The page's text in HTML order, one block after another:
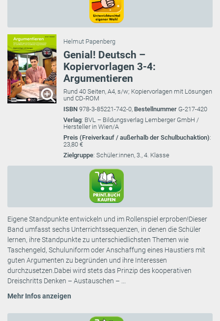
Helmut Papenberg
Genial! Deutsch –
Kopiervorlagen 3-4:
Argumentieren
Rund 40 Seiten, A4, s/w; Kopiervorlagen mit Lösungen
und CD-ROM
ISBN 978-3-85221-742-0, Bestellnummer G-217-420
Verlag: BVL – Bildungsverlag Lemberger GmbH /
Hersteller in Wien/A
Preis (Freiverkauf / außerhalb der Schulbuchaktion):
23,80 €
Zielgruppe: Schüler:innen, 3., 4. Klasse
Eigene Standpunkte entwickeln und im Rollenspiel erproben!Dieser
Band umfasst sechs Unterrichtssequenzen, in denen die Schüler
lernen, ihre Standpunkte zu unterschiedlichsten Themen wie
Taschengeld, Schuluniform oder Anschaffung eines Haustiers mit
guten Argumenten zu begründen und ihre Interessen
durchzusetzen.Dabei wird stets das Prinzip des kooperativen
Dreischritts Denken – Austauschen – ...
Mehr Infos anzeigen